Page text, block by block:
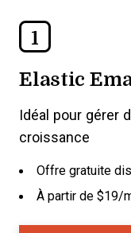
1
Elastic
Idéal pour gérer
croissance
Offre gratuite
À partir de $19/